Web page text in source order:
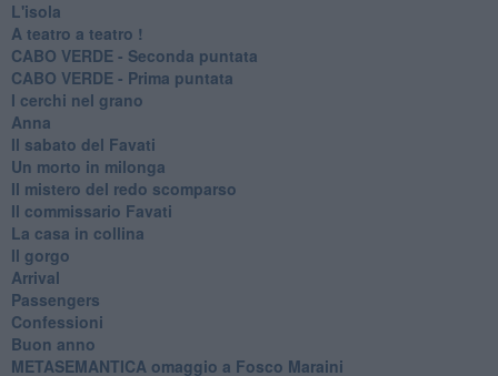
L'isola
A teatro a teatro !
CABO VERDE - Seconda puntata
CABO VERDE - Prima puntata
I cerchi nel grano
Anna
Il sabato del Favati
Un morto in milonga
Il mistero del redo scomparso
Il commissario Favati
La casa in collina
Il gorgo
Arrival
Passengers
Confessioni
Buon anno
METASEMANTICA omaggio a Fosco Maraini